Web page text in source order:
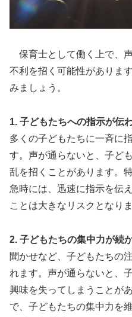
保育士として働く上で、
不利を招く可能性がありま
みましょう。
1. 子どもたちへの指示が伝
多くの子どもたちに一斉に
す。声が通らないと、子ど
乱を招くことがあります。
急時には、迅速に指示を伝
ことは大きなリスクとなりま
2. 子どもたちの集中力が続
聞かせなど、子どもたちの
れます。声が通らないと、
興味を失ってしまうことが
で、子どもたちの集中力を